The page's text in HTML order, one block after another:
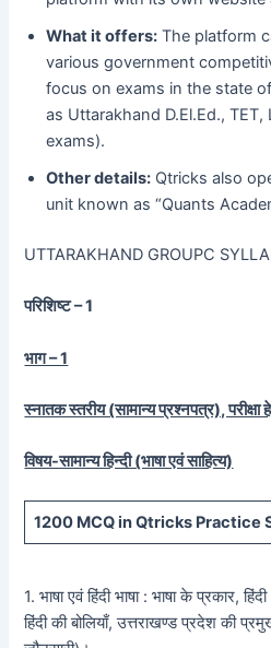
What it offers: The platform
various government
focus on exams in the state
as Uttarakhand D.El.Ed., TET,
exams).
Other details: Qtricks also
unit known as “Quants
UTTARAKHAND GROUPC
परिशिष्ट – 1
भाग – 1
स्नातक स्तरीय (सामान्य प्रश्नपत्र),
विषय-सामान्य हिन्दी (भाषा एवं साहित्य)
1200 MCQ in Qtricks Practice
1. भाषा एवं हिंदी भाषा : भाषा के प्रकार,
हिंदी की बोलियाँ, उत्तराखण्ड प्रदेश की